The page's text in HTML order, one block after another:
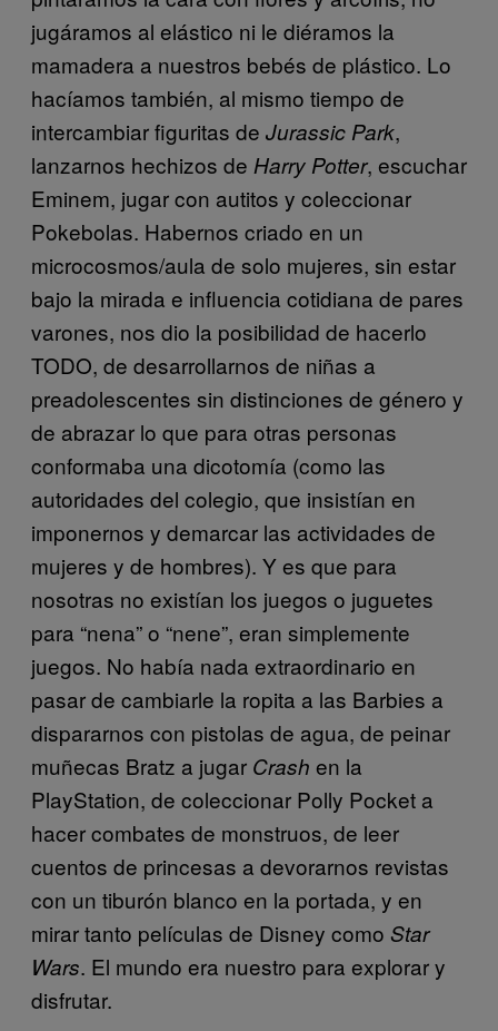
jugáramos al elástico ni le diéramos la
mamadera a nuestros bebés de plástico. Lo
hacíamos también, al mismo tiempo de
intercambiar figuritas de Jurassic Park,
lanzarnos hechizos de Harry Potter, escuchar
Eminem, jugar con autitos y coleccionar
Pokebolas. Habernos criado en un
microcosmos/aula de solo mujeres, sin estar
bajo la mirada e influencia cotidiana de pares
varones, nos dio la posibilidad de hacerlo
TODO, de desarrollarnos de niñas a
preadolescentes sin distinciones de género y
de abrazar lo que para otras personas
conformaba una dicotomía (como las
autoridades del colegio, que insistían en
imponernos y demarcar las actividades de
mujeres y de hombres). Y es que para
nosotras no existían los juegos o juguetes
para “nena” o “nene”, eran simplemente
juegos. No había nada extraordinario en
pasar de cambiarle la ropita a las Barbies a
dispararnos con pistolas de agua, de peinar
muñecas Bratz a jugar Crash en la
PlayStation, de coleccionar Polly Pocket a
hacer combates de monstruos, de leer
cuentos de princesas a devorarnos revistas
con un tiburón blanco en la portada, y en
mirar tanto películas de Disney como Star
Wars. El mundo era nuestro para explorar y
disfrutar.